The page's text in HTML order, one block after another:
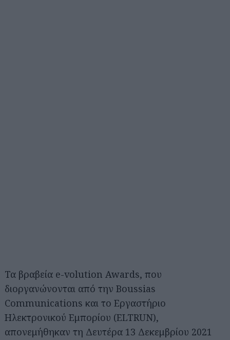
Τα βραβεία e-volution Awards, που
διοργανώνονται από την Boussias
Communications και το Εργαστήριο
Ηλεκτρονικού Εμπορίου (ELTRUN),
απονεμήθηκαν τη Δευτέρα 13 Δεκεμβρίου 2021